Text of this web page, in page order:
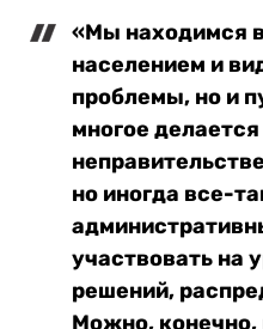
«Мы находимся
населением и
проблемы, но и
многое
но иногда все-
участвовать на
решений,
Можно, конечно,